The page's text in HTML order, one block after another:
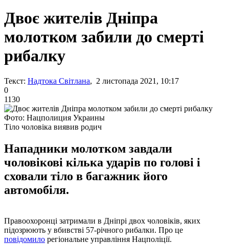
Двоє жителів Дніпра
молотком забили до смерті
рибалку
Текст: Надтока Світлана, 2 листопада 2021, 10:17
0
1130
Фото: Нацполиция Украины
Тіло чоловіка виявив родич
Нападники молотком завдали
чоловікові кілька ударів по голові і
сховали тіло в багажник його
автомобіля.
Правоохоронці затримали в Дніпрі двох чоловіків, яких
підозрюють у вбивстві 57-річного рибалки. Про це
повідомило регіональне управління Нацполіції.